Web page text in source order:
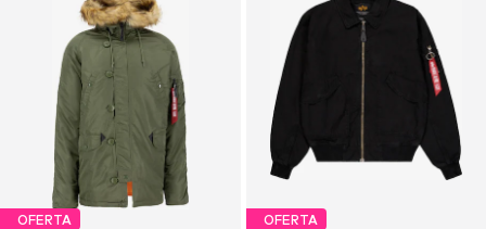
OFERTA OFERTA